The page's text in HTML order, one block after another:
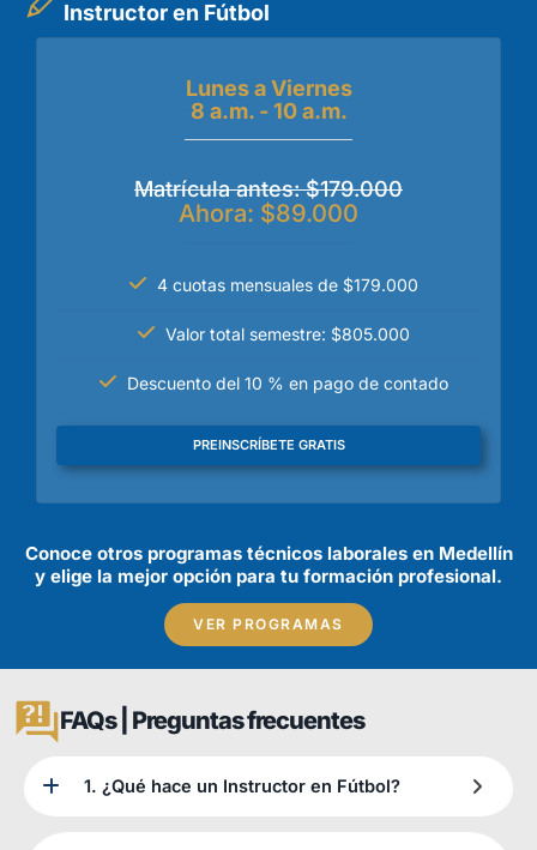
Instructor en Fútbol
Lunes a Viernes
8 a.m. - 10 a.m.
Matrícula antes: $179.000
Ahora: $89.000
4 cuotas mensuales de $179.000
Valor total semestre: $805.000
Descuento del 10 % en pago de contado
PREINSCRÍBETE GRATIS
Conoce otros programas técnicos laborales en Medellín
y elige la mejor opción para tu formación profesional.
VER PROGRAMAS
FAQs | Preguntas frecuentes
1. ¿Qué hace un Instructor en Fútbol?